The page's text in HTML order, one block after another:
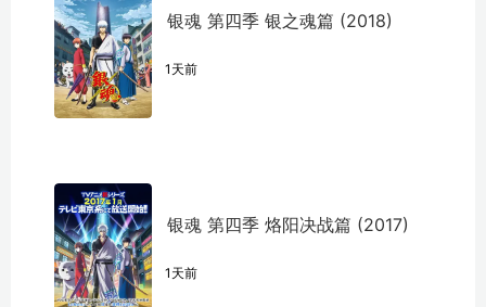
银魂 第四季 银之魂篇 (2018)
1天前
银魂 第四季 烙阳决战篇 (2017)
1天前